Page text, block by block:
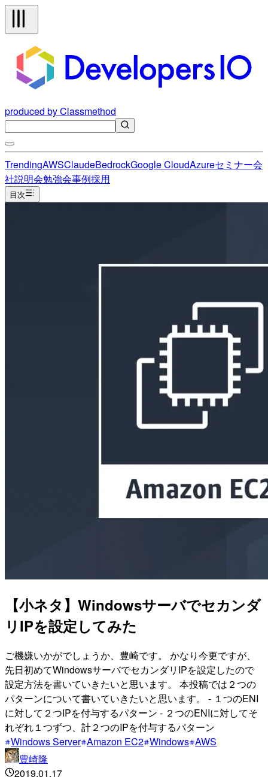
produced by Classmethod
TrendingAWSClaudeBedrockGoogle CloudAzureセミナー会
社説明会勉強会事例採用
目次
【小ネタ】Windowsサーバでセカンダ
リIPを設定してみた
ご機嫌いかがでしょうか、豊崎です。 かなり今更ですが、
先日初めてWindowsサーバでセカンダリIPを設定したので
設定方法を書いていきたいと思います。 本投稿では２つの
パターンについて書いていきたいと思います。 - １つのENI
に対して２つIPを付与するパターン - ２つのENIに対してそ
れぞれ１つずつ、計２つのIPを付与するパターン
Windows Server Amazon EC2 Windows AWS
豊崎隆
2019.01.17